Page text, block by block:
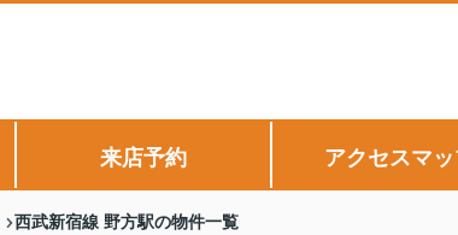
来店予約 アクセスマ
西武新宿線 野方駅の物件一覧